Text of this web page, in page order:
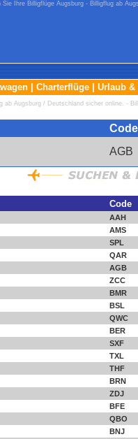
Sie Ihre Billigflüge Augsburg - Billigflug ab
Charterflüge Urlaub &
ab Augsburg / Deutschland sicher online. -
Code
AGB
Code
AAH
AMS
SPL
QAR
AGB
ZCC
BMR
BSL
QWC
BER
SXF
TXL
THF
BRN
ZDJ
BFE
QBO
BNJ